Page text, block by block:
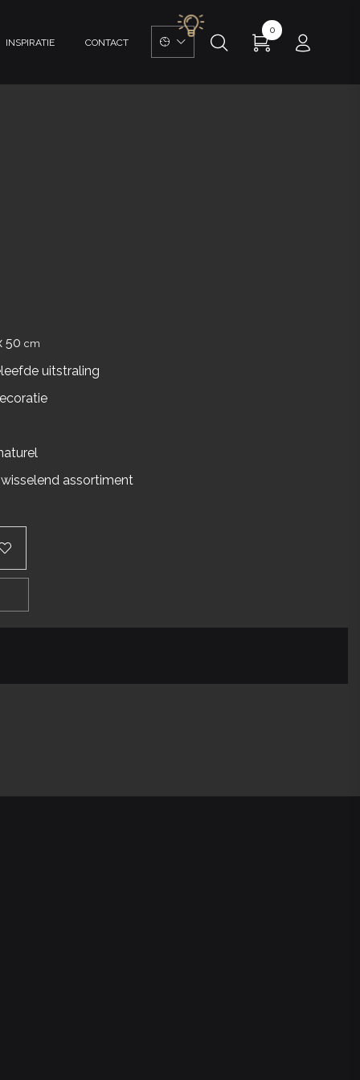
INSPIRATIE CONTACT
0
50 cm
uitstraling
assortiment